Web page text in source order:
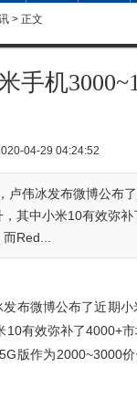
> 正文
手机
04-29 04:24:52
卢伟冰发布微博公布
其中小米10有效弥
Red...
布微博公布了近期
10有效弥补了4000+
版作为2000~3000